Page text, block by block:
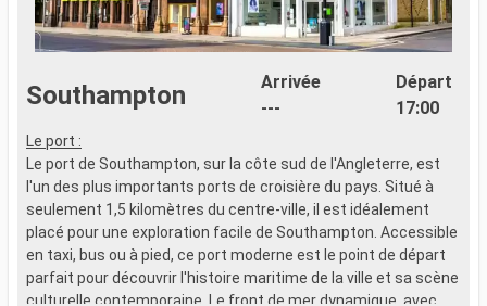
Southampton
Arrivée
---
Départ
17:00
Le port :
Le port de Southampton, sur la côte sud de l'Angleterre, est
l'un des plus importants ports de croisière du pays. Situé à
seulement 1,5 kilomètres du centre-ville, il est idéalement
placé pour une exploration facile de Southampton. Accessible
en taxi, bus ou à pied, ce port moderne est le point de départ
parfait pour découvrir l'histoire maritime de la ville et sa scène
culturelle contemporaine. Le front de mer dynamique, avec